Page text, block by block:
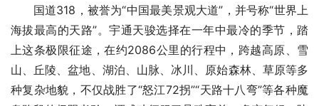
国道318，被誉为“中国最美景观大道”，并号称“世界上
海拔最高的天路”。宇通天骏选择在一年中最冷的季节，踏
上这条极限征途，在约2086公里的行程中，跨越高原、雪
山、丘陵、盆地、湖泊、山脉、冰川、原始森林、草原等多
种复杂地貌，不仅战胜了“怒江72拐”“天路十八弯”等各种魔